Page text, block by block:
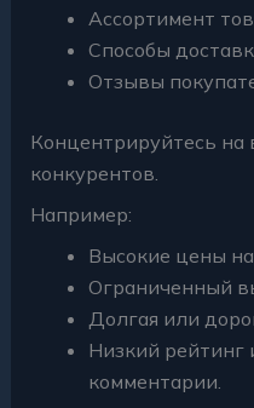
Ассортимент
Способы
Отзывы
Концентрируйтесь на
конкурентов.
Например:
Высокие цены
Ограниченный
Долгая или
Низкий рейтинг
комментарии.